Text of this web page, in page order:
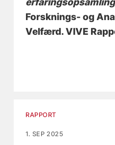
erfaringsopsamling
Forsknings- og
Velfærd. VIVE
RAPPORT
1. SEP 2025